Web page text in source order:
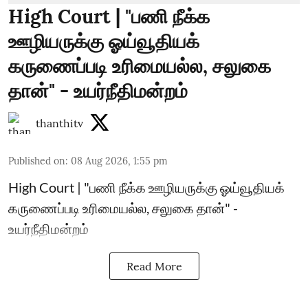
High Court | "பணி நீக்க
ஊழியருக்கு ஓய்வூதியக்
கருணைப்படி உரிமையல்ல, சலுகை
தான்" - உயர்நீதிமன்றம்
thanthitv
Published on: 08 Aug 2026, 1:55 pm
High Court | "பணி நீக்க ஊழியருக்கு ஓய்வூதியக்
கருணைப்படி உரிமையல்ல, சலுகை தான்" -
உயர்நீதிமன்றம்
Read More